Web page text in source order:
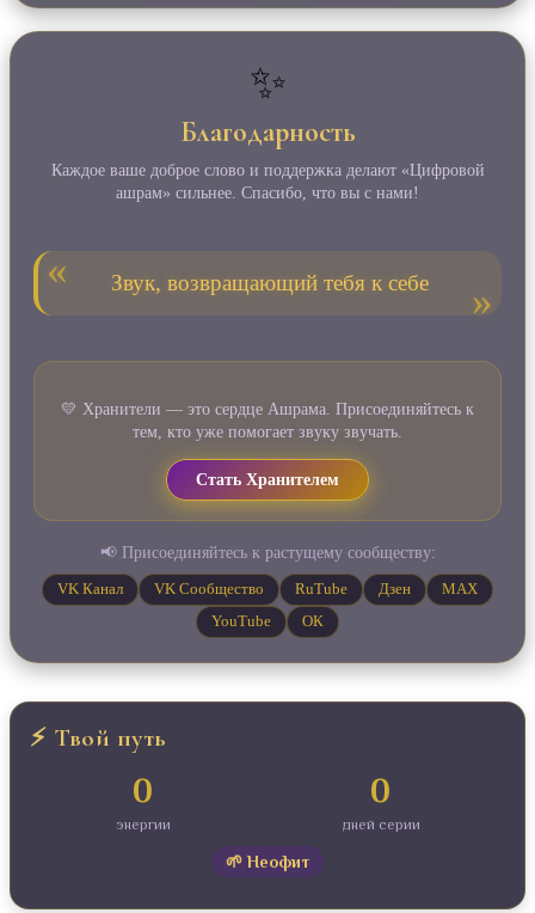
✨
Благодарность
Каждое ваше доброе слово и поддержка делают «Цифровой
ашрам» сильнее. Спасибо, что вы с нами!
Звук, возвращающий тебя к себе
💛 Хранители — это сердце Ашрама. Присоединяйтесь к
тем, кто уже помогает звуку звучать.
Стать Хранителем
📢 Присоединяйтесь к растущему сообществу:
VK Канал VK Сообщество RuTube Дзен
MAX
YouTube
ОК
⚡ Твой путь
0
энергии
0
дней серии
🌱 Неофит